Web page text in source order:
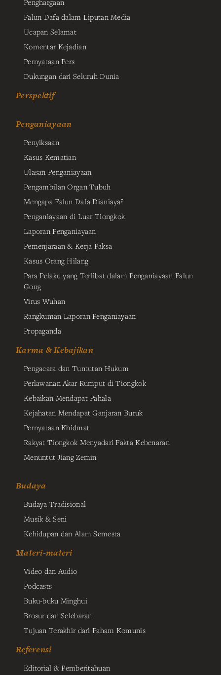
Penghargaan
Falun Dafa dalam Liputan Media
Ucapan Selamat
Komentar Kejadian
Pernyataan Pers
Dukungan dari Seluruh Dunia
Perspektif
Penganiayaan
Penyiksaan
Kasus Kematian
Ulasan Penganiayaan
Pengambilan Organ Tubuh
Mengapa Falun Dafa Dianiaya?
Penganiayaan di Luar Tiongkok
Laporan Penganiayaan
Pemenjaraan & Kerja Paksa
Kasus Orang Hilang
Para Pelaku yang Terlibat dalam Penganiayaan Falun
Gong
Virus Wuhan
Rangkuman Laporan Penganiayaan
Propaganda
Karma & Kebajikan
Pengacara dan Tuntutan Hukum
Perlawanan Akar Rumput di Tiongkok
Kebaikan Mendapat Pahala
Kejahatan Mendapat Ganjaran Buruk
Pernyataan Khidmat
Rakyat Tiongkok Menyadari Fakta Kebenaran
Menuntut Jiang Zemin
Budaya
Budaya Tradisional
Musik & Seni
Kehidupan dan Alam Semesta
Materi-materi
Video dan Audio
Podcasts
Buku-buku Minghui
Brosur dan Selebaran
Tujuan Terakhir dari Paham Komunis
Referensi
Editorial & Pemberitahuan